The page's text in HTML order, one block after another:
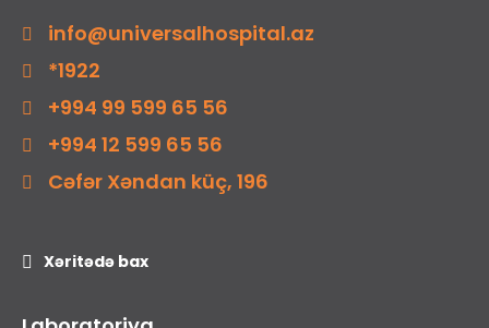
info@universalhospital.az
*1922
+994 99 599 65 56
+994 12 599 65 56
Cəfər Xəndan küç, 196
Xəritədə bax